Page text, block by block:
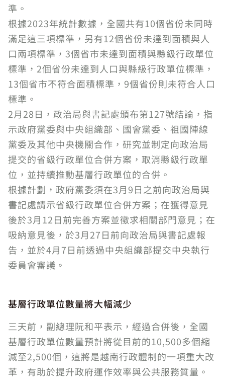
準。
根據2023年統計數據，全國共有10個省份未同時
滿足這三項標準，另有12個省份未達到面積與人
口兩項標準，3個省市未達到面積與縣級行政單位
標準，2個省份未達到人口與縣級行政單位標準，
13個省市不符合面積標準，9個省份則未符合人口
標準。
2月28日，政治局與書記處頒布第127號結論，指
示政府黨委與中央組織部、國會黨委、祖國陣線
黨委及其他中央機關合作，研究並制定向政治局
提交的省級行政單位合併方案，取消縣級行政單
位，並持續推動基層行政單位的合併。
根據計劃，政府黨委須在3月9日之前向政治局與
書記處請示省級行政單位合併方案；在獲得意見
後於3月12日前完善方案並徵求相關部門意見；在
吸納意見後，於3月27日前向政治局與書記處報
告，並於4月7日前透過中央組織部提交中央執行
委員會審議。
基層行政單位數量將大幅減少
三天前，副總理阮和平表示，經過合併後，全國
基層行政單位數量預計將從目前的10,500多個縮
減至2,500個，這將是越南行政體制的一項重大改
革，有助於提升政府運作效率與公共服務質量。